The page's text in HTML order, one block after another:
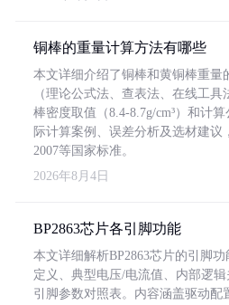
铜棒的重量计算方法有哪些
本文详细介绍了铜棒和黄铜棒重量
（理论公式法、查表法、在线工
棒密度取值（8.4-8.7g/cm³）和计
际计算案例、误差分析及选材建议
2007等国家标准。
2026年8月4日
BP2863芯片各引脚功能
本文详细解析BP2863芯片的引脚
定义、典型电压/电流值、内部逻
引脚参数对照表。内容涵盖驱动配